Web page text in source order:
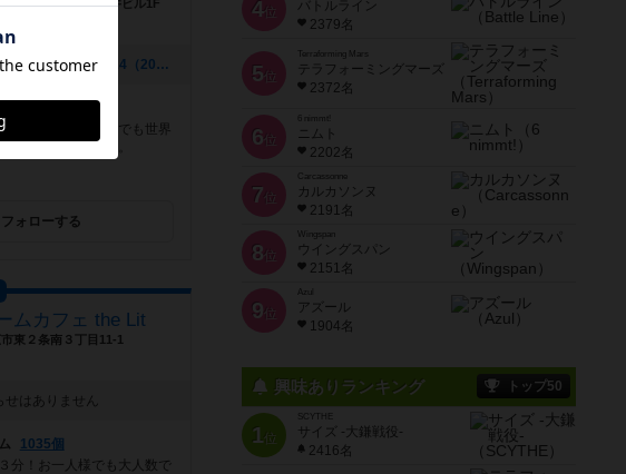
神保町1-32-42 堀井ビル1F
[NEW] アソビCafe月例カタン大会2024（2024年08月02日 18時13分）
様、女性歓迎！誰でも世界
フォローする
ムカフェ the Lit
東２条南３丁目11-1
せはありません
1035個
分！お一人様でも大人数で
4位
バトルライン
2379名
5 位
Terraforming Mars
テラフォーミングマーズ
2372名
6 位
ニムト
2202名
7 位
Carcassonne
カルカソンヌ
2191名
8 位
Wingspan
ウイングスパン
2151名
9 位
Azul
アズール
1904名
興味ありランキング トップ50
1位
SCYTHE
サイズ -大鎌戦役-
2416名